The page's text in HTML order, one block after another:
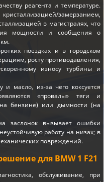
реагента и температуре.
замерзанием,
в магистралях, что
мощности и сообщения о
поездках и в городском
росту противодавления,
износу турбины и
и масло, из-за чего коксуется
«провалы» тяги и
бензине) или дымности (на
заслонок вызывает ошибки
работу на низах; в
повреждений.
для BMW 1 F21
обслуживание, при